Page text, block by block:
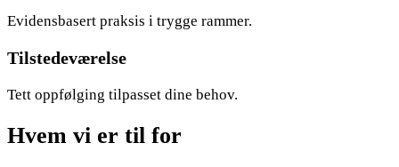
Evidensbasert praksis i trygge rammer.
Tilstedeværelse
Tett oppfølging tilpasset dine behov.
Hvem vi er til for